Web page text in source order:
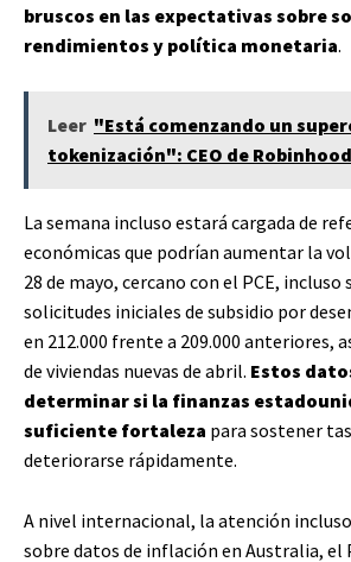
bruscos en las expectativas sobre
rendimientos y política monetaria.
Leer "Está comenzando un
tokenización": CEO de Robinhood
La semana incluso estará cargada de
económicas que podrían aumentar la
28 de mayo, cercano con el PCE, incluso
solicitudes iniciales de subsidio por
en 212.000 frente a 209.000 anteriores,
de viviendas nuevas de abril. Estos
determinar si la finanzas
suficiente fortaleza para sostener
deteriorarse rápidamente.
A nivel internacional, la atención
sobre datos de inflación en Australia, el